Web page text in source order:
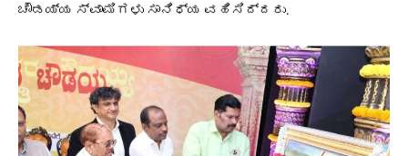
ಚೌಡಯ್ಯ ಸ್ವಾಮಿಗಳು ಸಾನಿಧ್ಯ ವಹಿಸಿದ್ದರು.